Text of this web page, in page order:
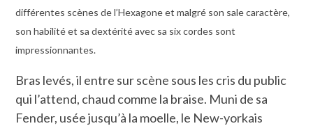
différentes scènes de l’Hexagone et malgré son sale caractère,
son habilité et sa dextérité avec sa six cordes sont
impressionnantes.
Bras levés, il entre sur scène sous les cris du public
qui l’attend, chaud comme la braise. Muni de sa
Fender, usée jusqu’à la moelle, le New-yorkais